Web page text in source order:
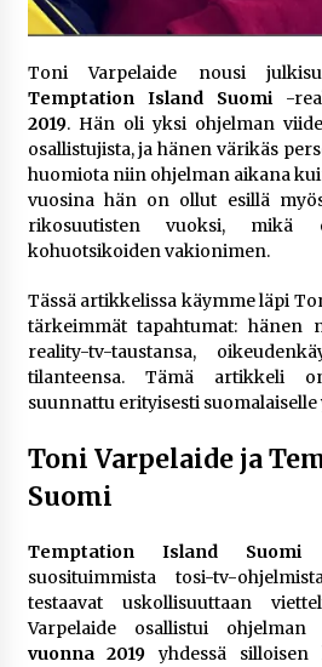
rikoshistoriaa
3 viikkoa sitten
Online-kasinoiden
–
3 viikkoa sitten
Uutisankkuri Jan
huhut
4 viikkoa sitten
Pamela Anderson
4 viikkoa sitten
suomalaisten
1 kuukausi sitten
Toni Varpelaide nousi
Temptation Island Suomi-
2019. Hän oli yksi ohjelman
osallistujista, ja hänen värikäs
huomiota niin ohjelman aikana
vuosina hän on ollut esillä
rikosuutisten vuoksi, mikä
kohuotsikoiden vakionimen.
Tässä artikkelissa käymme läpi
tärkeimmät tapahtumat: hänen
reality-tv-taustansa,
tilanteensa. Tämä artikkeli
suunnattu erityisesti suomalaiselle
Toni Varpelaide ja
Suomi
Temptation Island Suomi
suosituimmista tosi-tv-
testaavat uskollisuuttaan
Varpelaide osallistui
vuonna 2019 yhdessä silloisen